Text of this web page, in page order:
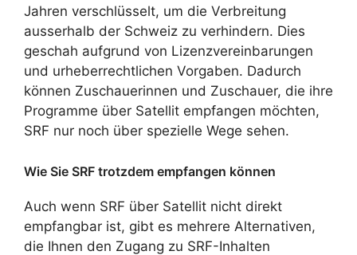
Jahren verschlüsselt, um die Verbreitung
ausserhalb der Schweiz zu verhindern. Dies
geschah aufgrund von Lizenzvereinbarungen
und urheberrechtlichen Vorgaben. Dadurch
können Zuschauerinnen und Zuschauer, die ihre
Programme über Satellit empfangen möchten,
SRF nur noch über spezielle Wege sehen.
Wie Sie SRF trotzdem empfangen können
Auch wenn SRF über Satellit nicht direkt
empfangbar ist, gibt es mehrere Alternativen,
die Ihnen den Zugang zu SRF-Inhalten